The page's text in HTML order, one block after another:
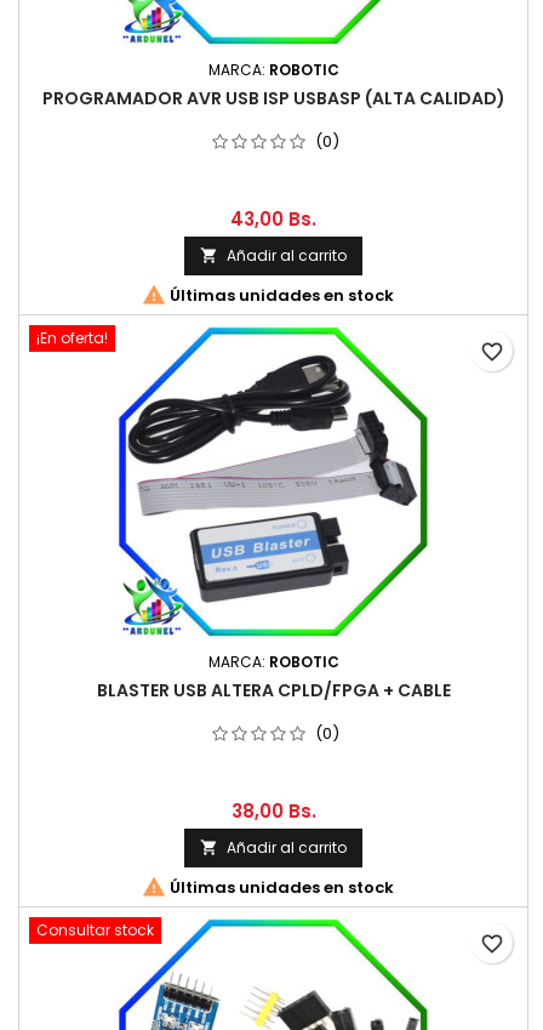
MARCA: ROBOTIC
PROGRAMADOR AVR USB ISP USBASP (ALTA CALIDAD)
(0)
43,00 Bs.
 Añadir al carrito
 Últimas unidades en stock
¡En oferta!
MARCA: ROBOTIC
BLASTER USB ALTERA CPLD/FPGA + CABLE
(0)
38,00 Bs.
 Añadir al carrito
 Últimas unidades en stock
favorite_border
Consultar stock
favorite_border